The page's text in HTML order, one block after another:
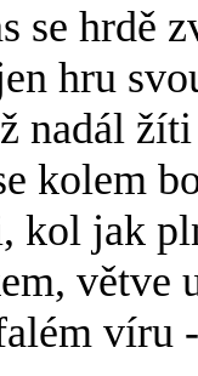
se hrdě
hru
nadál
kolem
kol jak
větve
víru -